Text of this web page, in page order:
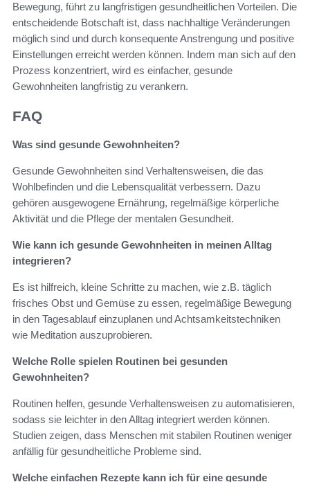
Bewegung, führt zu langfristigen gesundheitlichen Vorteilen. Die
entscheidende Botschaft ist, dass nachhaltige Veränderungen
möglich sind und durch konsequente Anstrengung und positive
Einstellungen erreicht werden können. Indem man sich auf den
Prozess konzentriert, wird es einfacher, gesunde
Gewohnheiten langfristig zu verankern.
FAQ
Was sind gesunde Gewohnheiten?
Gesunde Gewohnheiten sind Verhaltensweisen, die das
Wohlbefinden und die Lebensqualität verbessern. Dazu
gehören ausgewogene Ernährung, regelmäßige körperliche
Aktivität und die Pflege der mentalen Gesundheit.
Wie kann ich gesunde Gewohnheiten in meinen Alltag
integrieren?
Es ist hilfreich, kleine Schritte zu machen, wie z.B. täglich
frisches Obst und Gemüse zu essen, regelmäßige Bewegung
in den Tagesablauf einzuplanen und Achtsamkeitstechniken
wie Meditation auszuprobieren.
Welche Rolle spielen Routinen bei gesunden
Gewohnheiten?
Routinen helfen, gesunde Verhaltensweisen zu automatisieren,
sodass sie leichter in den Alltag integriert werden können.
Studien zeigen, dass Menschen mit stabilen Routinen weniger
anfällig für gesundheitliche Probleme sind.
Welche einfachen Rezepte kann ich für eine gesunde